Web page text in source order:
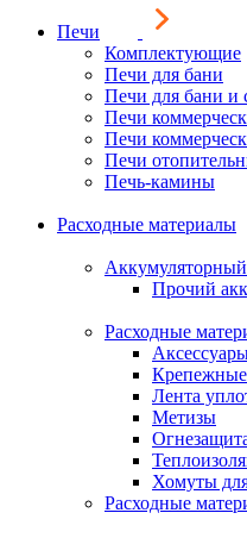
Печи
Комплектующие
Печи для бани
Печи для бани и
Печи
Печи
Печи
Печь-камины
Расходные материалы
Прочий
Расходные
Крепежные
Лента
Метизы
Хомуты
Расходные